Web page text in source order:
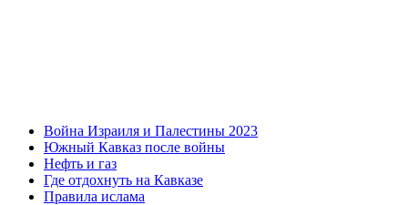
Война Израиля и Палестины 2023
Южный Кавказ после войны
Нефть и газ
Где отдохнуть на Кавказе
Правила ислама